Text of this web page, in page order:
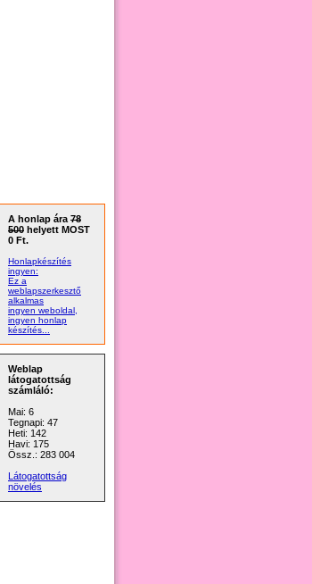
A honlap ára 78
500 helyett MOST
0 Ft.
Honlapkészítés
ingyen:
Ez a
weblapszerkesztő
alkalmas
ingyen weboldal,
ingyen honlap
készítés...
Weblap
látogatottság
számláló:
Mai: 6
Tegnapi: 47
Heti: 142
Havi: 175
Össz.: 283 004
Látogatottság
növelés